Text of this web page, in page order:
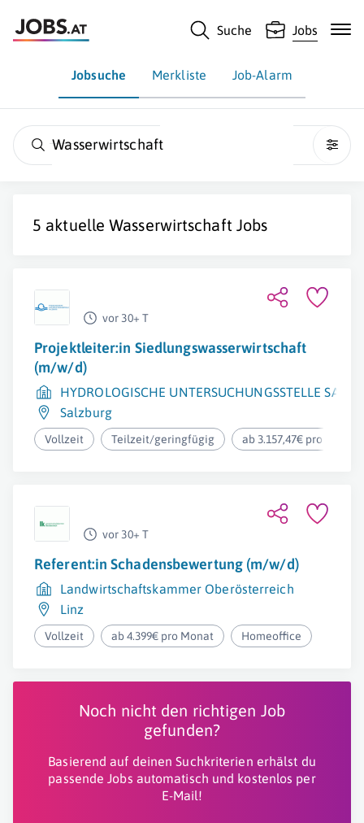
Suche Jobs
Jobsuche Merkliste Job-Alarm
Wasserwirtschaft
5 aktuelleWasserwirtschaft Jobs
vor 30+ T
Projektleiter:in Siedlungswasserwirtschaft
(m/w/d)
HYDROLOGISCHE UNTERSUCHUNGSSTELLE
Salzburg
Vollzeit Teilzeit/geringfügig ab 3.157,47€ pro Monat
vor 30+ T
Referent:in Schadensbewertung (m/w/d)
Landwirtschaftskammer Oberösterreich
Linz
Vollzeit ab 4.399€ pro Monat Homeoffice
Noch nicht den richtigen Job
gefunden?
Basierend auf deinen Suchkriterien erhälst du
passende Jobs automatisch und kostenlos per
E-Mail!